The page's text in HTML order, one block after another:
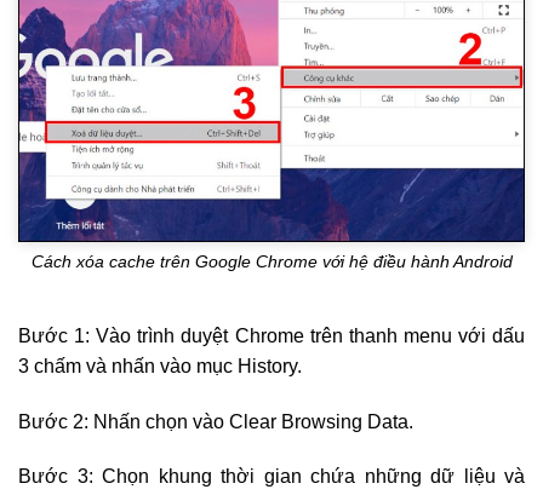
Cách xóa cache trên Google Chrome với hệ điều hành Android
Bước 1: Vào trình duyệt Chrome trên thanh menu với dấu
3 chấm và nhấn vào mục History.
Bước 2: Nhấn chọn vào Clear Browsing Data.
Bước 3: Chọn khung thời gian chứa những dữ liệu và